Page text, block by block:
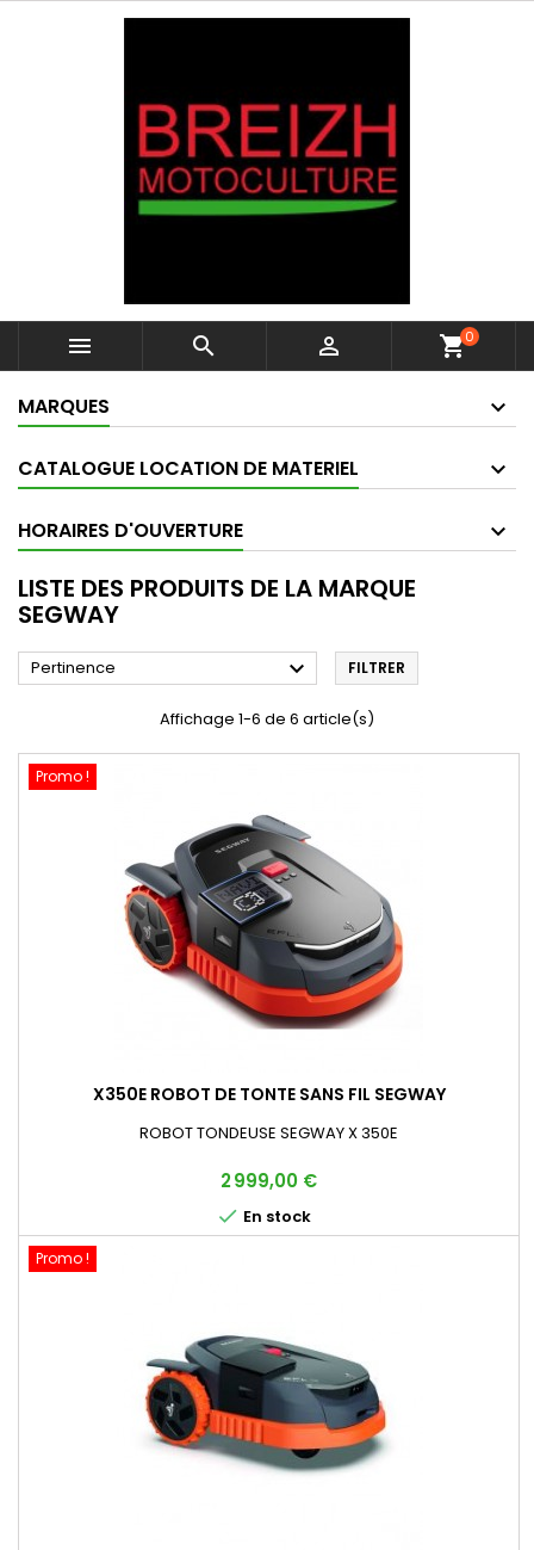
   shopping_cart0
MARQUES
CATALOGUE LOCATION DE MATERIEL
HORAIRES D'OUVERTURE
LISTE DES PRODUITS DE LA MARQUE
SEGWAY
Pertinence  FILTRER
Affichage 1-6 de 6 article(s)
Promo !
X350E ROBOT DE TONTE SANS FIL SEGWAY
ROBOT TONDEUSE SEGWAY X 350E
Prix
2 999,00 €
 En stock
Promo !